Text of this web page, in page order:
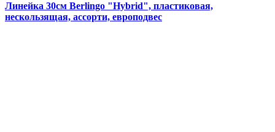
Линейка 30см Berlingo "Hybrid", пластиковая,
нескользящая, ассорти, европодвес